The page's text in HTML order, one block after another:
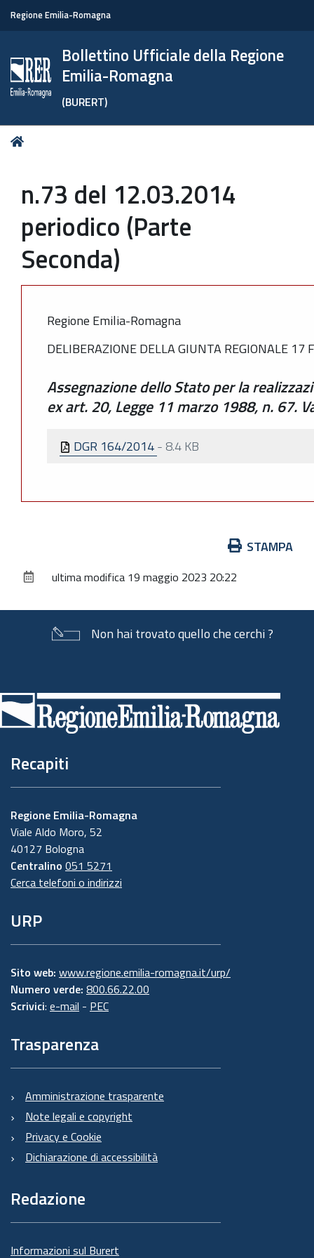
Regione Emilia-Romagna
Bollettino Ufficiale della Regione
Emilia-Romagna
(BURERT)
Tu
n.73 del 12.03.2014
periodico (Parte
Seconda)
Regione Emilia-Romagna
DELIBERAZIONE DELLA GIUNTA REGIONALE 17
Assegnazione dello Stato per la
ex art. 20, Legge 11 marzo 1988, n. 67.
DGR 164/2014- 8.4 KB
documento
STAMPA
ultima modifica 19 maggio 2023 20:22
Non hai trovato quello che cerchi ?
di
pagina
Recapiti
Regione Emilia-Romagna
Viale Aldo Moro, 52
40127 Bologna
Centralino 051 5271
Cerca telefoni o indirizzi
URP
Sito web: www.regione.emilia-romagna.it/urp/
Numero verde: 800.66.22.00
Scrivici: e-mail - PEC
Trasparenza
Amministrazione trasparente
Note legali e copyright
Privacy e Cookie
Dichiarazione di accessibilità
Redazione
Informazioni sul Burert